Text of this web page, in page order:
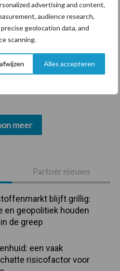
advertising and content,
audience research,
geolocation data, and
scanning.
Alles accepteren
Partner nieuws
blijft grillig:
en geopolitiek houden
de greep
een vaak
risicofactor voor
Fokkerij
Ligbox &
Voerhekken
meer